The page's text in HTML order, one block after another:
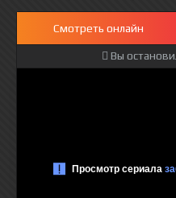
Смотреть онлайн
Вы